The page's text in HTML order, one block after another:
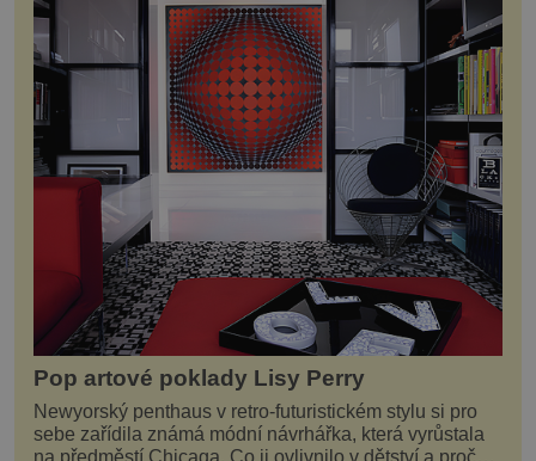
Pop artové poklady Lisy Perry
Newyorský penthaus v retro-futuristickém stylu si pro
sebe zařídila známá módní návrhářka, která vyrůstala
na předměstí Chicaga. Co ji ovlivnilo v dětství a proč